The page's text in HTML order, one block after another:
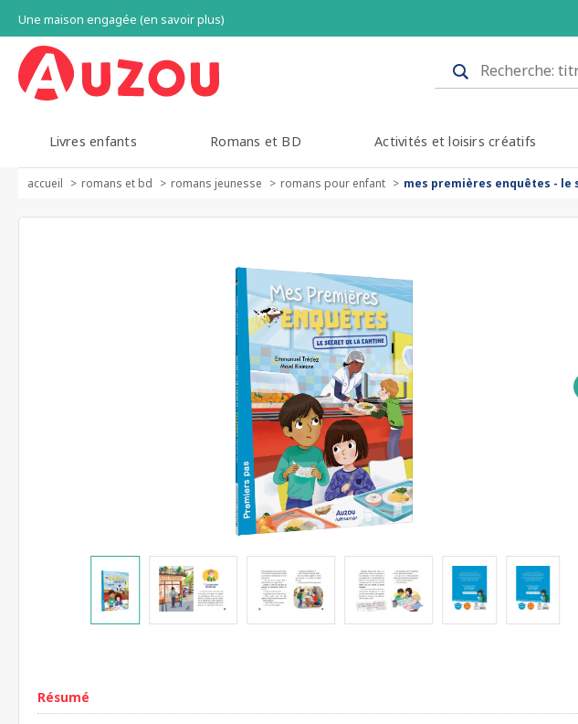
Une maison engagée (en savoir plus)
Livres enfants Romans et BD Activités et loisirs créatifs
accueil romans et bd romans jeunesse romans pour enfant mes premières enquêtes - le
Résumé